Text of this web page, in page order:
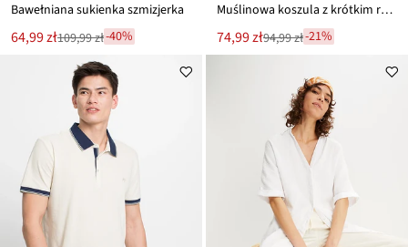
Bawełniana sukienka szmizjerka
Nowa
cena
64,99 zł
Przeceniono
109,99 zł-40%
Muślinowa koszula z krótkim rękawem z czystej bawełny
Nowa
cena
74,99 zł
Przeceniono
94,99 zł-21%